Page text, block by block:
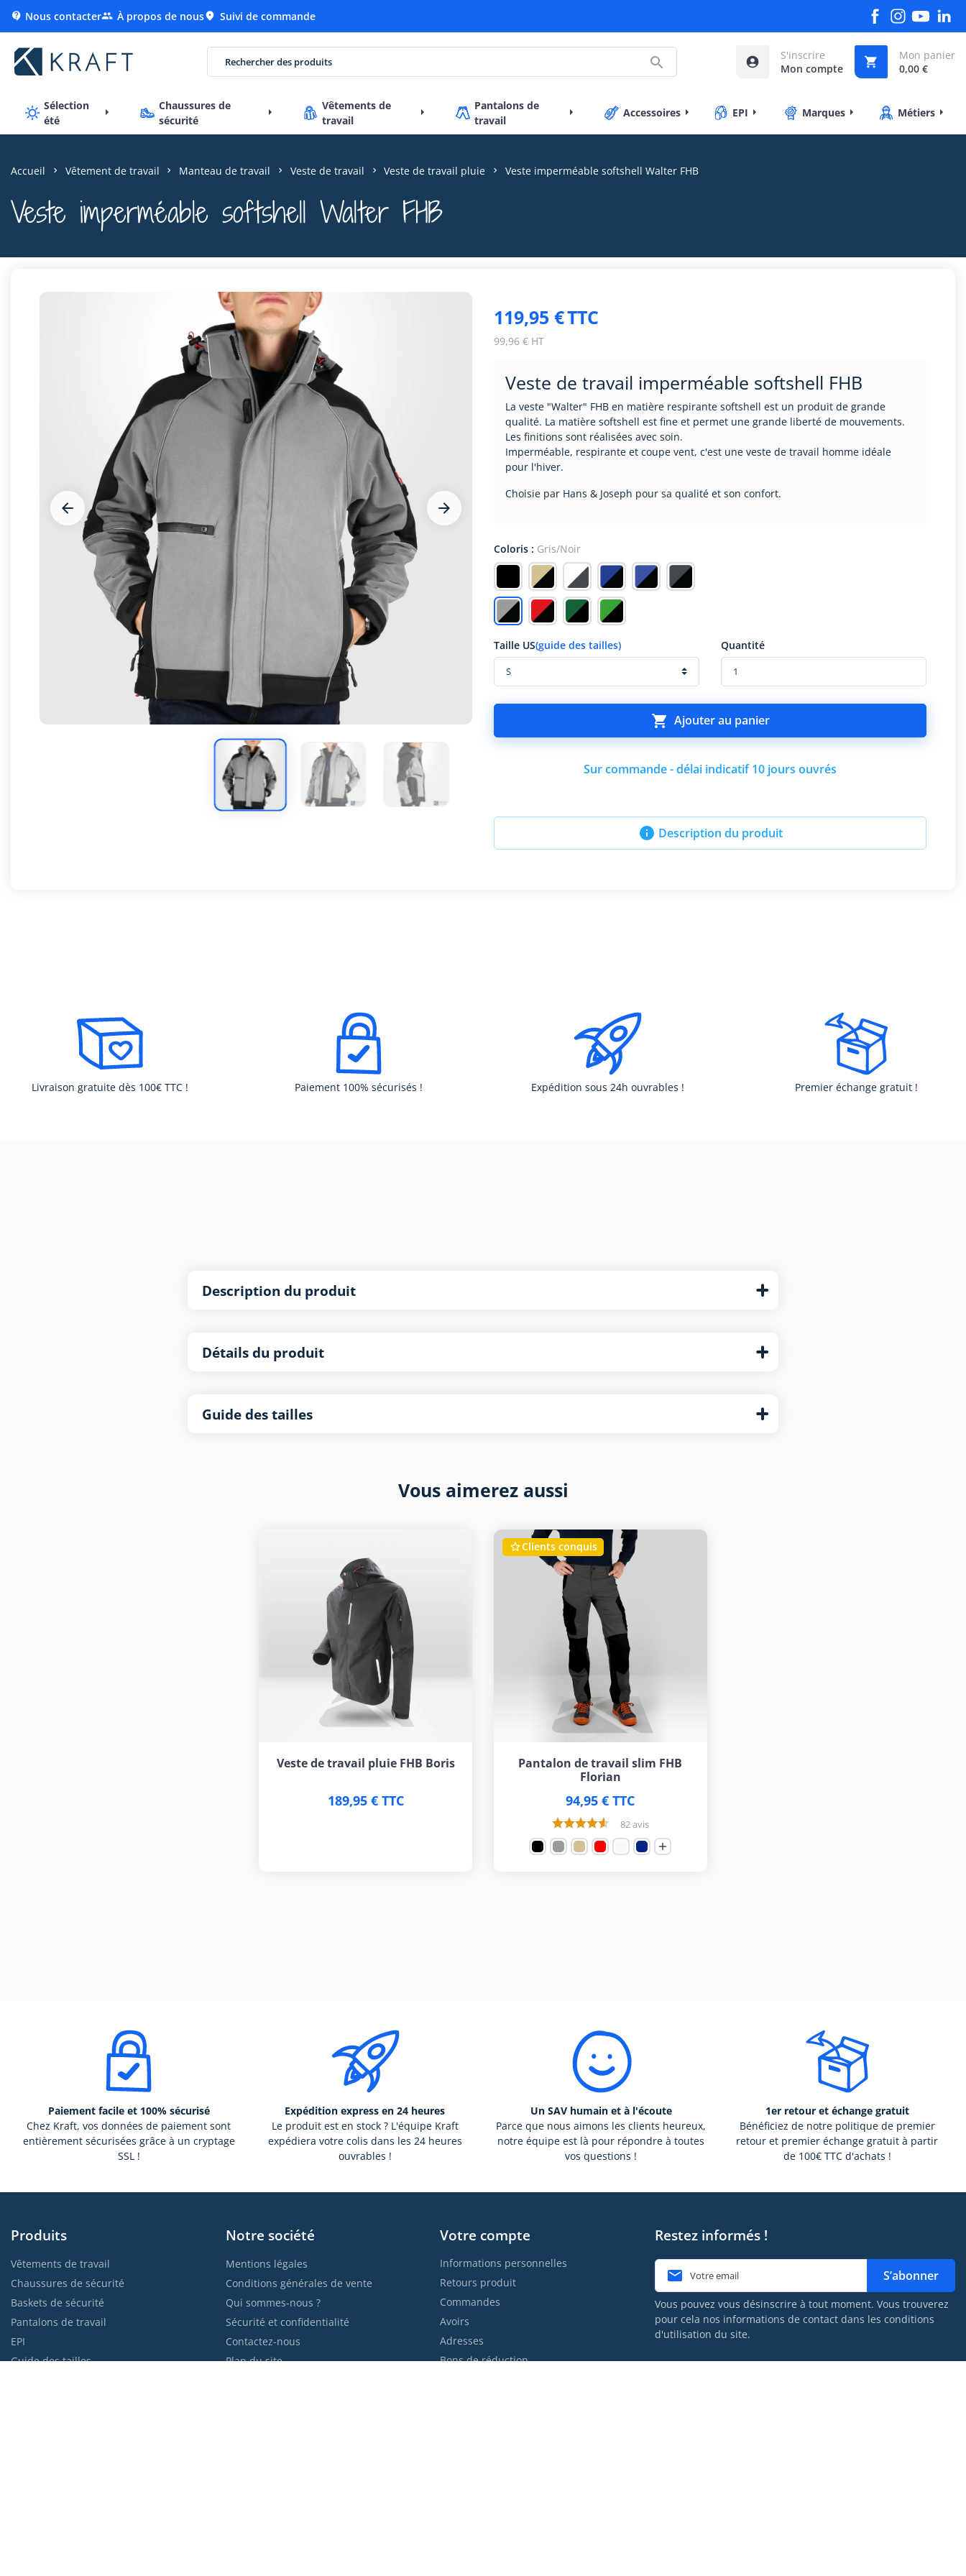
 Nous contacter À propos de nous Suivi de commande
 
S'inscrire
Mon compte

Mon panier
0,00 €
Sélection
été
Chaussures de
sécurité
Vêtements de
travail
Pantalons de
travail
Accessoires EPI Marques Métiers
Accueil Vêtement de travail Manteau de travail Veste de travail Veste de travail pluie Veste imperméable softshell Walter FHB
Veste imperméable softshell Walter FHB
 
 
 
 
 
119,95 €TTC
99,96 € HT
Veste de travail imperméable softshell FHB
La veste "Walter" FHB en matière respirante softshell est un produit de grande
qualité. La matière softshell est fine et permet une grande liberté de mouvements.
Les finitions sont réalisées avec soin.
Imperméable, respirante et coupe vent, c'est une veste de travail homme idéale
pour l'hiver.
Choisie par Hans & Joseph pour sa qualité et son confort.
Coloris : Gris/Noir
Taille US(guide des tailles) Quantité
 Ajouter au panier
Sur commande - délai indicatif 10 jours ouvrés
 Description du produit
Livraison gratuite dès 100€ TTC ! Paiement 100% sécurisés ! Expédition sous 24h ouvrables ! Premier échange gratuit !
Description du produit
Détails du produit
Guide des tailles
Vous aimerez aussi
Veste de travail pluie FHB Boris
189,95 € TTC
Clients conquis
Pantalon de travail slim FHB
Florian
94,95 € TTC
82 avis

Paiement facile et 100% sécurisé
Chez Kraft, vos données de paiement sont
entièrement sécurisées grâce à un cryptage
SSL !
Expédition express en 24 heures
Le produit est en stock ? L'équipe Kraft
expédiera votre colis dans les 24 heures
ouvrables !
Un SAV humain et à l'écoute
Parce que nous aimons les clients heureux,
notre équipe est là pour répondre à toutes
vos questions !
1er retour et échange gratuit
Bénéficiez de notre politique de premier
retour et premier échange gratuit à partir
de 100€ TTC d'achats !
Produits
Vêtements de travail
Chaussures de sécurité
Baskets de sécurité
Pantalons de travail
EPI
Guide des tailles
Notre société
Mentions légales
Conditions générales de vente
Qui sommes-nous ?
Sécurité et confidentialité
Contactez-nous
Plan du site
Votre compte
Informations personnelles
Retours produit
Commandes
Avoirs
Adresses
Bons de réduction
Restez informés !
 S’abonner
Vous pouvez vous désinscrire à tout moment. Vous trouverez
pour cela nos informations de contact dans les conditions
d'utilisation du site.